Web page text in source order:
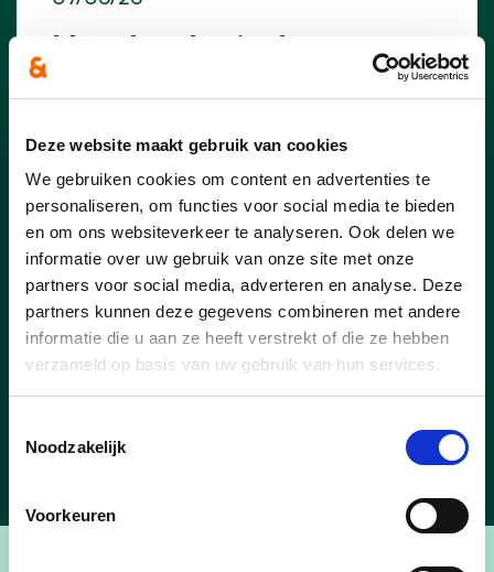
Deze website maakt gebruik van cookies
We gebruiken cookies om content en advertenties te
personaliseren, om functies voor social media te bieden
en om ons websiteverkeer te analyseren. Ook delen we
informatie over uw gebruik van onze site met onze
partners voor social media, adverteren en analyse. Deze
partners kunnen deze gegevens combineren met andere
informatie die u aan ze heeft verstrekt of die ze hebben
verzameld op basis van uw gebruik van hun services.
Noodzakelijk
Voorkeuren
Meer handen in de
gegeven van deze actie!
lees meer